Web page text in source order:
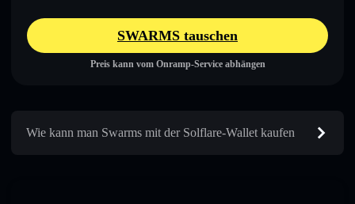
SWARMS tauschen
Preis kann vom Onramp-Service abhängen
Wie kann man Swarms mit der Solflare-Wallet kaufen